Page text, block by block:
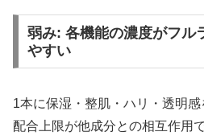
弱み: 各機能の濃度がフル
やすい
1本に保湿・整肌・ハリ・透明
配合上限が他成分との相互作用